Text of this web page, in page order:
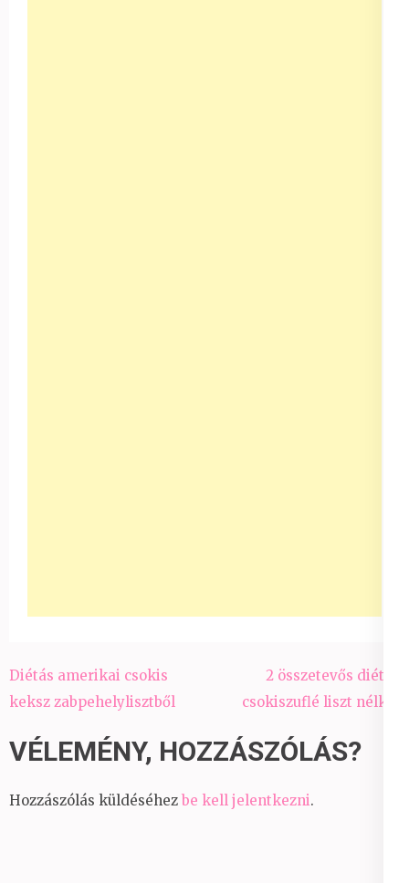
Bejegyzés
navigáció
Diétás amerikai csokis
keksz zabpehelylisztből
2 összetevős diétás
csokiszuflé liszt nélkül
VÉLEMÉNY, HOZZÁSZÓLÁS?
Hozzászólás küldéséhez be kell jelentkezni.